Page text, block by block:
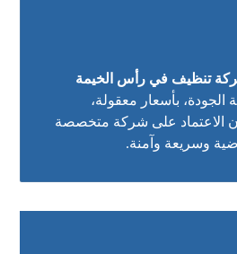
تنظيف في رأس الخيمة
بأسعار معقولة،
الاعتماد على شركة متخصصة
وسريعة وآمنة.